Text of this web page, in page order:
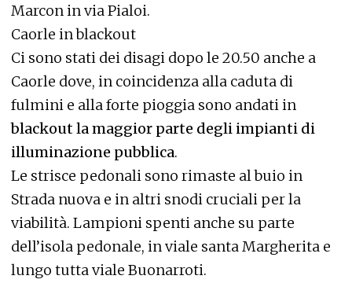
Marcon in via Pialoi.
Caorle in blackout
Ci sono stati dei disagi dopo le 20.50 anche a
Caorle dove, in coincidenza alla caduta di
fulmini e alla forte pioggia sono andati in
blackout la maggior parte degli impianti di
illuminazione pubblica.
Le strisce pedonali sono rimaste al buio in
Strada nuova e in altri snodi cruciali per la
viabilità. Lampioni spenti anche su parte
dell’isola pedonale, in viale santa Margherita e
lungo tutta viale Buonarroti.